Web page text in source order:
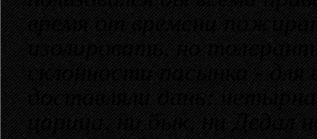
время от времени
изолировать, но
склонности пасынка -
доставляли дань:
царица, ни бык, ни Дедал